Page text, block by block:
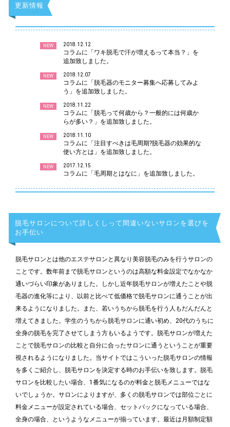
更新情報
NEW 2018.12.12
コラムに「ワキ脱毛で汗が増えるって本当？」を
追加致しました。
NEW 2018.12.07
コラムに「脱毛器のモニター募集へ応募してみよ
う」を追加致しました。
NEW 2018.11.22
コラムに「脱毛って何歳から？一般的には何歳か
らが多い？」を追加致しました。
NEW 2018.11.10
コラムに「注目すべきは毛周期?脱毛器の効果的な
使い方とは」を追加致しました。
NEW 2017.12.15
コラムに「毛周期とはなに」を追加致しました。
脱毛サロンについて詳しくしって間違いないサロンを選びを
お手伝い
脱毛サロンとは他のエステサロンと異なり美容脱毛のみを行うサロンの
ことです。数年前まで脱毛サロンというのは高額な料金設定でなかなか
通いづらい印象がありました。しかし近年脱毛サロンが増えたことや脱
毛器の進化等により、以前と比べて低価格で脱毛サロンに通うことが出
来るようになりました。また、若いうちから脱毛を行う人もだんだんと
増えてきました。学生のうちから脱毛サロンに通い初め、20代のうちに
全身の脱毛を完了させてしまう方もいるようです。脱毛サロンが増えた
ことで脱毛サロンの比較と自分に合ったサロンに通うということが重要
視されるようになりました。当サイトではこういった脱毛サロンの情報
を多くご紹介し、脱毛サロンを決定する時のお手伝いを致します。脱毛
サロンを比較したい場合、1番気になるのが料金と脱毛メニューではな
いでしょうか。サロンによりますが、多くの脱毛サロンでは部位ごとに
料金メニューが設定されている場合、セットパックになっている場合、
全身の場合、というようなメニューが揃っています。最近は月額制定額